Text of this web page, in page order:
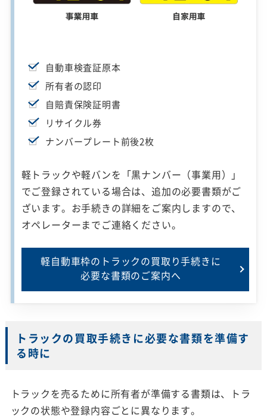
自動車検査証原本
所有者の認印
自賠責保険証明書
リサイクル券
ナンバープレート前後2枚
軽トラックや軽バンを「黒ナンバー（事業用）」
でご登録されている場合は、追加の必要書類がご
ざいます。お手続きの詳細をご案内しますので、
オペレーターまでご連絡ください。
軽自動車枠のトラックの買取り手続きに
必要な書類のご案内へ
トラックの買取手続きに必要な書類を準備す
る時に
トラックを売るために所有者が準備する書類は、トラ
ックの状態や登録内容ごとに異なります。